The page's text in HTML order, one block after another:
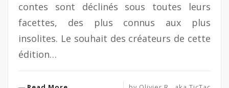
contes sont déclinés sous toutes leurs
facettes, des plus connus aux plus
insolites. Le souhait des créateurs de cette
édition…